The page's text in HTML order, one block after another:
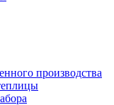
производства